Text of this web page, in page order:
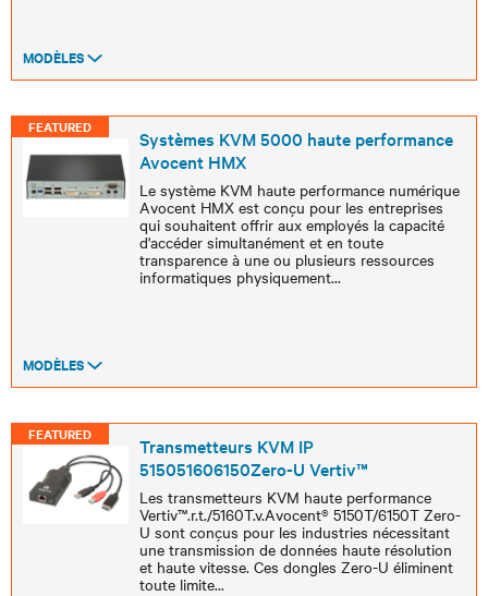
MODÈLES
FEATURED
Systèmes KVM 5000 haute performance
Avocent HMX
Le système KVM haute performance numérique
Avocent HMX est conçu pour les entreprises
qui souhaitent offrir aux employés la capacité
d'accéder simultanément et en toute
transparence à une ou plusieurs ressources
informatiques physiquement...
MODÈLES
FEATURED
Transmetteurs KVM IP
515051606150Zero-U Vertiv™
Les transmetteurs KVM haute performance
Vertiv™.r.t./5160T.v.Avocent® 5150T/6150T Zero-
U sont conçus pour les industries nécessitant
une transmission de données haute résolution
et haute vitesse. Ces dongles Zero-U éliminent
toute limite...